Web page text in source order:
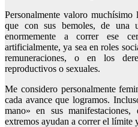
Personalmente valoro muchísimo
que con sus bemoles, de una
enormemente a correr ese
artificialmente, ya sea en roles
remuneraciones, o en los
reproductivos o sexuales.
Me considero personalmente
cada avance que logramos.
mano» en sus
extremos ayudan a correr el límite